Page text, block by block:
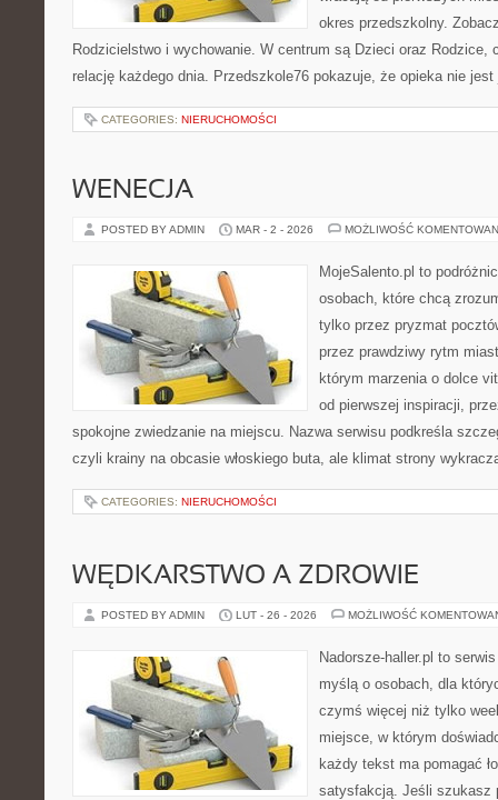
okres przedszkolny.
Rodzicielstwo i wychowanie. W centrum są Dzieci oraz Rodzice,
relację każdego dnia. Przedszkole76 pokazuje, że opieka nie
CATEGORIES: NIERUCHOMOŚCI
WENECJA
POSTED BY ADMIN MAR - 2 - 2026 MOŻLIWOŚĆ
MojeSalento.pl to
osobach, które chcą
tylko przez pryzmat
przez prawdziwy rytm
którym marzenia o dolce
od pierwszej inspiracji,
spokojne zwiedzanie na miejscu. Nazwa serwisu podkreśla
czyli krainy na obcasie włoskiego buta, ale klimat strony
CATEGORIES: NIERUCHOMOŚCI
WĘDKARSTWO A ZDROWIE
POSTED BY ADMIN LUT - 26 - 2026 MOŻLIWOŚĆ
Nadorsze-haller.pl to
myślą o osobach, dla
czymś więcej niż tylko
miejsce, w którym
każdy tekst ma pomagać
satysfakcją. Jeśli szukasz